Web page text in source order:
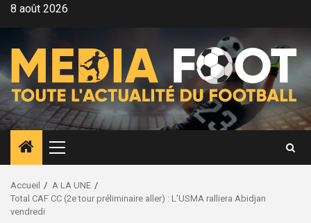
Aller8 août 2026
Menu
principal
Accueil
A LA UNE
Total CAF CC (2e tour préliminaire aller) : L’USMA ralliera Abidjan
vendredi